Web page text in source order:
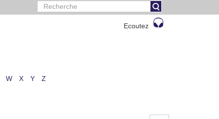
Ecoutez
W X Y Z